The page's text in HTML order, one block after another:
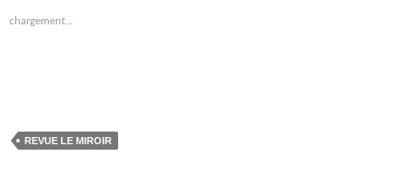
chargement…
REVUE LE MIROIR